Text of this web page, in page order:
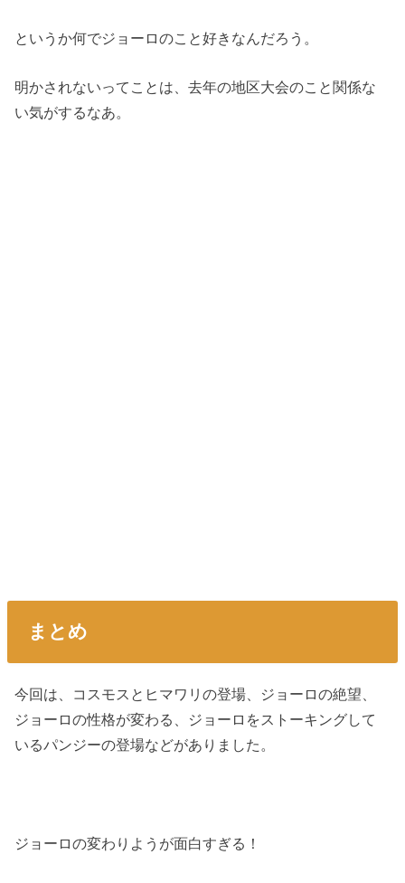
というか何でジョーロのこと好きなんだろう。
明かされないってことは、去年の地区大会のこと関係な
い気がするなあ。
まとめ
今回は、コスモスとヒマワリの登場、ジョーロの絶望、
ジョーロの性格が変わる、ジョーロをストーキングして
いるパンジーの登場などがありました。
ジョーロの変わりようが面白すぎる！